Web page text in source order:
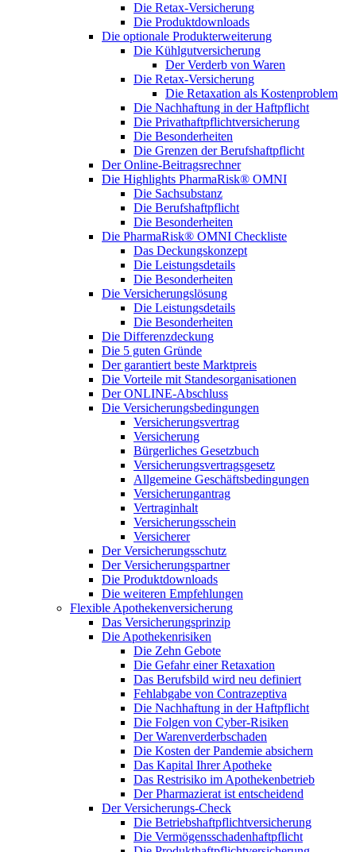
Die Retax-Versicherung
Die Produktdownloads
Die optionale Produkterweiterung
Die Kühlgutversicherung
Der Verderb von Waren
Die Retax-Versicherung
Die Retaxation als Kostenproblem
Die Nachhaftung in der Haftpflicht
Die Privathaftpflichtversicherung
Die Besonderheiten
Die Grenzen der Berufshaftpflicht
Der Online-Beitragsrechner
Die Highlights PharmaRisk® OMNI
Die Sachsubstanz
Die Berufshaftpflicht
Die Besonderheiten
Die PharmaRisk® OMNI Checkliste
Das Deckungskonzept
Die Leistungsdetails
Die Besonderheiten
Die Versicherungslösung
Die Leistungsdetails
Die Besonderheiten
Die Differenzdeckung
Die 5 guten Gründe
Der garantiert beste Marktpreis
Die Vorteile mit Standesorganisationen
Der ONLINE-Abschluss
Die Versicherungsbedingungen
Versicherungsvertrag
Versicherung
Bürgerliches Gesetzbuch
Versicherungsvertragsgesetz
Allgemeine Geschäftsbedingungen
Versicherungantrag
Vertraginhalt
Versicherungsschein
Versicherer
Der Versicherungsschutz
Der Versicherungspartner
Die Produktdownloads
Die weiteren Empfehlungen
Flexible Apothekenversicherung
Das Versicherungsprinzip
Die Apothekenrisiken
Die Zehn Gebote
Die Gefahr einer Retaxation
Das Berufsbild wird neu definiert
Fehlabgabe von Contrazeptiva
Die Nachhaftung in der Haftpflicht
Die Folgen von Cyber-Risiken
Der Warenverderbschaden
Die Kosten der Pandemie absichern
Das Kapital Ihrer Apotheke
Das Restrisiko im Apothekenbetrieb
Der Pharmazierat ist entscheidend
Der Versicherungs-Check
Die Betriebshaftpflichtversicherung
Die Vermögensschadenhaftpflicht